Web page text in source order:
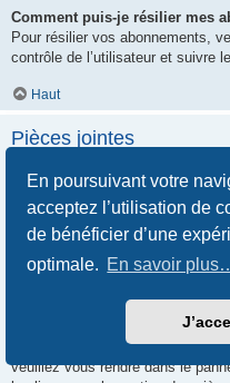
En poursuivant votre
acceptez l’utilisation de
de bénéficier d’une
optimale. En savoir
Comment puis-je résilier mes
Pour résilier vos abonnements,
contrôle de l’utilisateur et suivre
Haut
Pièces jointes
Quelles pièces jointes sont
Chaque administrateur peut
jointes. Si vous n’êtes pas
nous vous invitons à contacter
Comment puis-je retrouver
Pour retrouver la liste des
veuillez vous rendre dans le